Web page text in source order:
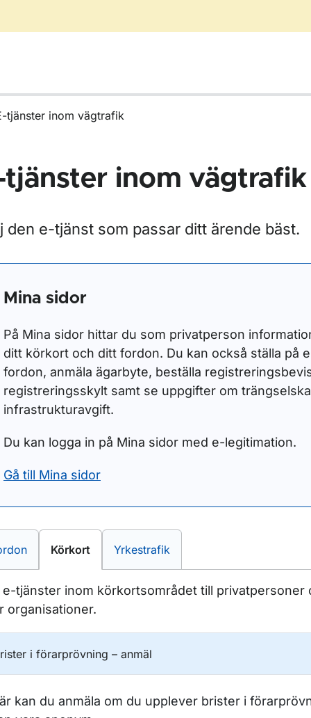
tjänster inom vägtrafik
Blanketter för vägtrafik
tjänster inom vägtrafik
den e-tjänst som passar ditt ärende bäst.
Mina sidor
På Mina sidor hittar du som privatperson
ditt körkort och ditt fordon. Du kan också ställa på
fordon, anmäla ägarbyte, beställa
registreringsskylt samt se uppgifter om
infrastrukturavgift.
Du kan logga in på Mina sidor med e-legitimation.
Gå till Mina sidor
tjänster inomE-tjänster inom
Körkort E-tjänster inom
Yrkestrafik
e-tjänster inom körkortsområdet till privatpersoner
organisationer.
i förarprövning – anmäl
kan du anmäla om du upplever brister i